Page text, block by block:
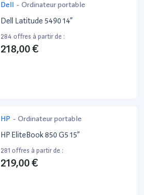
Dell - Ordinateur portable
Dell Latitude 5490 14”
284 offres à partir de :
218,00 €
HP - Ordinateur portable
HP EliteBook 850 G5 15”
281 offres à partir de :
219,00 €